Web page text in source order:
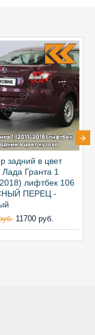
задний в цвет
Лада Гранта 1
лифтбек 106
ПЕРЕЦ -
11700 руб.